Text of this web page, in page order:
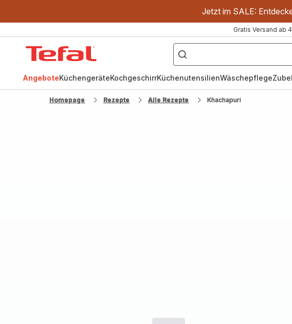
Jetzt im SALE:
Gratis Versand ab
["OptiGrill","Easy
Fry","Pfanne"]
AngeboteKüchengeräteKochgeschirrKüchenutensilienWäschepflege
Homepage Rezepte Alle Rezepte Khachapuri